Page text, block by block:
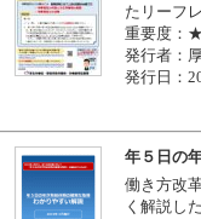
たリーフ
重要度
発行者：
発行日：
年５日の
働き方改
く解説し